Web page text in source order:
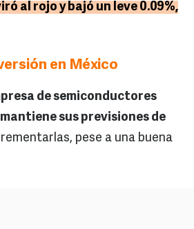
al rojo y bajó un leve 0.09%,
en México
de semiconductores
mantiene sus previsiones de
pese a una buena